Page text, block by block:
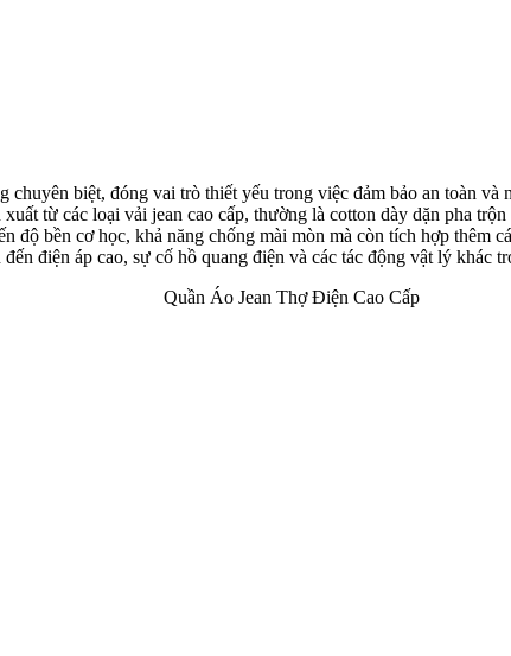
chuyên biệt, đóng vai trò thiết yếu trong việc đảm bảo an toàn
xuất từ các loại vải jean cao cấp, thường là cotton dày dặn pha
độ bền cơ học, khả năng chống mài mòn mà còn tích hợp thêm
điện áp cao, sự cố hồ quang điện và các tác động vật lý khác